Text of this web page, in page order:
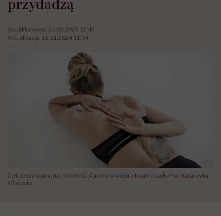
Opublikowano: 17.02.2023 12:45
Aktualizacja: 15.11.2024 11:04
Ćwiczenia poprawią mobilność stawów w wielu ich zakresach / Fot. Katarzyna
Milewska